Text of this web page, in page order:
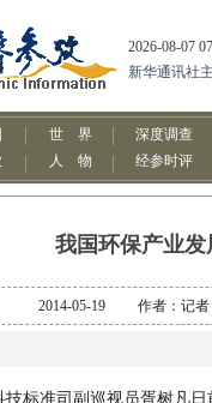
我国环保产业发
2014-05-19 作者：记者
准司副巡视员胥树凡日